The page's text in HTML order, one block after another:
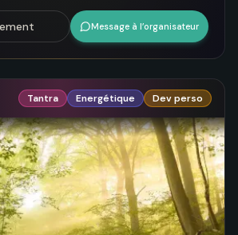
Message à l’organisateur
Tantra Energétique Dev perso